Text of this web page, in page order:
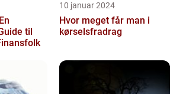
til
10 januar 2024
Hvor meget får man i
kørselsfradrag